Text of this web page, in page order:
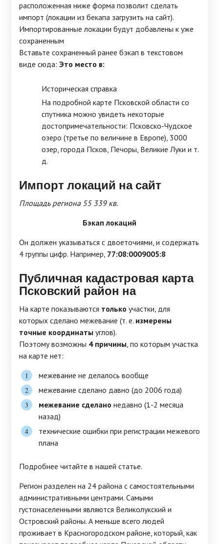
расположенная ниже форма позволит сделать
импорт (локации из бекапа загрузить на сайт).
Импортированные локации будут добавлены к уже
сохраненным
Вставьте сохраненный ранее бэкап в текстовом
виде сюда: Это место в:
Историческая справка
На подробной карте Псковской области со
спутника можно увидеть некоторые
достопримечательности: Псковско-Чудское
озеро (третье по величине в Европе), 3000
озер, города Псков, Печоры, Великие Луки и т.
д.
Импорт локаций на сайт
Площадь региона 55 339 кв.
Бэкап локаций
Он должен указываться с двоеточиями, и содержать
4 группы цифр. Например, 77:08:0009005:8
Публичная кадастровая карта
Псковский район на
На карте показываются только участки, для
которых сделано межевание (т. е. измерены
точные координаты углов).
Поэтому возможны 4 причины, по которым участка
на карте нет:
межевание не делалось вообще
межевание сделано давно (до 2006 года)
межевание сделано недавно (1-2 месяца
назад)
технические ошибки при регистрации межевого
плана
Подробнее читайте в нашей статье.
Регион разделен на 24 района с самостоятельными
административными центрами. Самыми
густонаселенными являются Великолукский и
Островский районы. А меньше всего людей
проживает в Красногородском районе, который, как